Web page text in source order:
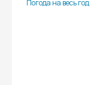
Погода на весь год